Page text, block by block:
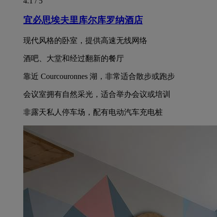
宜必思埃夫里库尔库罗纳酒店
现代风格的卧室，提供高速无线网络
酒吧、大堂和经过翻新的餐厅
靠近 Courcouronnes 湖，非常适合散步或跑步
会议室拥有自然采光，适合举办会议或培训
非露天私人停车场，配有电动汽车充电桩